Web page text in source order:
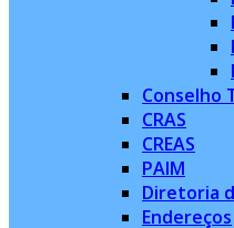
Conselho
CRAS
CREAS
PAIM
Diretoria
Endereços